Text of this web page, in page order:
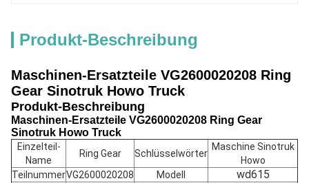
Produkt-Beschreibung
Maschinen-Ersatzteile VG2600020208 Ring
Gear Sinotruk Howo Truck
Produkt-Beschreibung
Maschinen-Ersatzteile VG2600020208 Ring Gear
Sinotruk Howo Truck
Einzelteil-
Name
Ring Gear Schlüsselwörter
Maschine Sinotruk
Howo
TeilnummerVG2600020208 Modell wd615